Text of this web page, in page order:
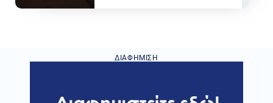
ΔΙΑΦΉΜΙΣΗ